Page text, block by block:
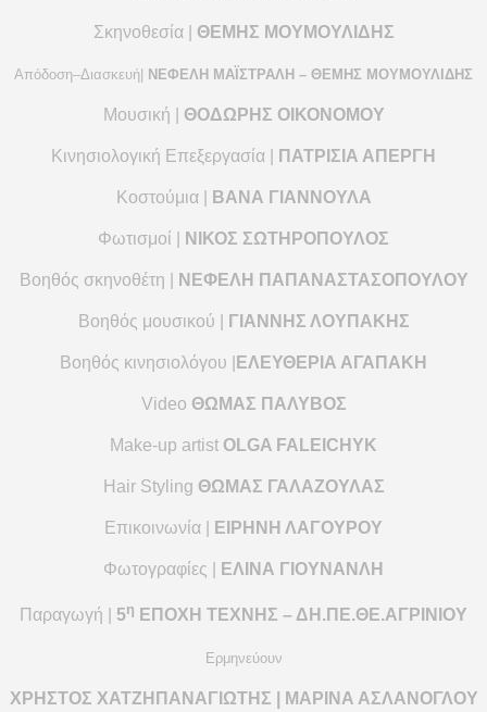
Σκηνοθεσία | ΘΕΜΗΣ ΜΟΥΜΟΥΛΙΔΗΣ
Απόδοση–Διασκευή| ΝΕΦΕΛΗ ΜΑΪΣΤΡΑΛΗ – ΘΕΜΗΣ ΜΟΥΜΟΥΛΙΔΗΣ
Μουσική | ΘΟΔΩΡΗΣ ΟΙΚΟΝΟΜΟΥ
Κινησιολογική Επεξεργασία | ΠΑΤΡΙΣΙΑ ΑΠΕΡΓΗ
Κοστούμια | ΒΑΝΑ ΓΙΑΝΝΟΥΛΑ
Φωτισμοί | ΝΙΚΟΣ ΣΩΤΗΡΟΠΟΥΛΟΣ
Βοηθός σκηνοθέτη ΝΕΦΕΛΗ ΠΑΠΑΝΑΣΤΑΣΟΠΟΥΛΟΥ
Βοηθός μουσικού | ΓΙΑΝΝΗΣ ΛΟΥΠΑΚΗΣ
Βοηθός κινησιολόγου | ΕΛΕΥΘΕΡΙΑ ΑΓΑΠΑΚΗ
Video ΘΩΜΑΣ ΠΑΛΥΒΟΣ
Make-up artist OLGA FALEICHYK
Hair Styling ΘΩΜΑΣ ΓΑΛΑΖΟΥΛΑΣ
Επικοινωνία | ΕΙΡΗΝΗ ΛΑΓΟΥΡΟΥ
Φωτογραφίες | ΕΛΙΝΑ ΓΙΟΥΝΑΝΛΗ
Παραγωγή | 5η ΕΠΟΧΗ ΤΕΧΝΗΣ – ΔΗ.ΠΕ.ΘΕ.ΑΓΡΙΝΙΟΥ
Ερμηνεύουν
ΧΡΗΣΤΟΣ ΧΑΤΖΗΠΑΝΑΓΙΩΤΗΣ | ΜΑΡΙΝΑ ΑΣΛΑΝΟΓΛΟΥ